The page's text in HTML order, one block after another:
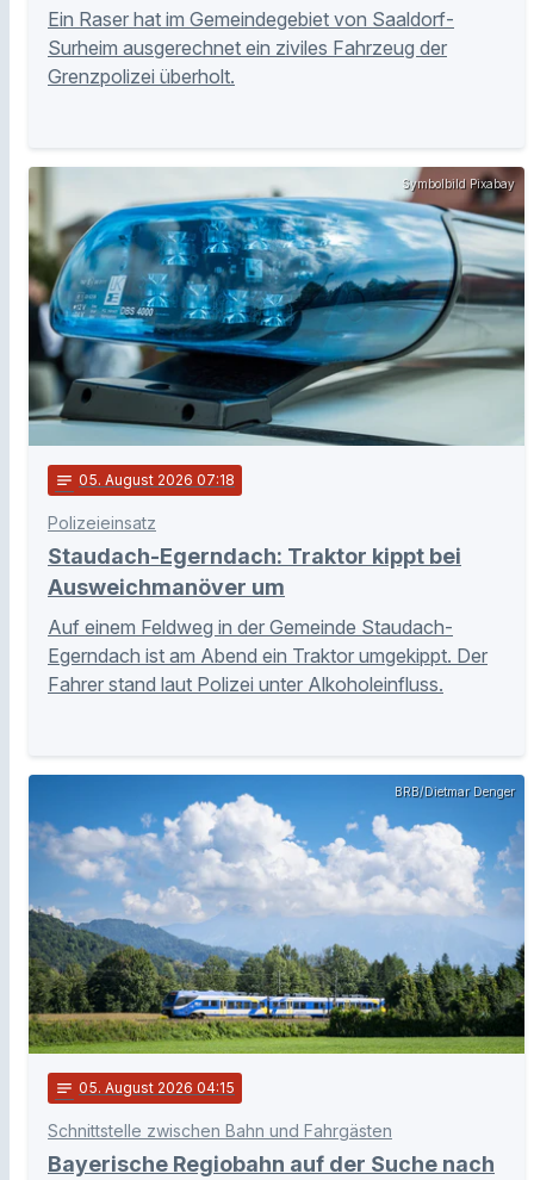
Ein Raser hat im Gemeindegebiet von Saaldorf-
Surheim ausgerechnet ein ziviles Fahrzeug der
Grenzpolizei überholt.
Symbolbild Pixabay
notes 05. August 2026 07:18
Polizeieinsatz
Staudach-Egerndach: Traktor kippt bei
Ausweichmanöver um
Auf einem Feldweg in der Gemeinde Staudach-
Egerndach ist am Abend ein Traktor umgekippt. Der
Fahrer stand laut Polizei unter Alkoholeinfluss.
BRB/Dietmar Denger
notes 05. August 2026 04:15
Schnittstelle zwischen Bahn und Fahrgästen
Bayerische Regiobahn auf der Suche nach